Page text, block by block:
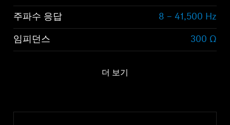
주파수 응답 8 – 41,500 Hz
임피던스 300 Ω
더 보기